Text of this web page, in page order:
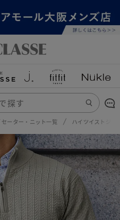
セーター・ニット一覧 ハイツイストジャ